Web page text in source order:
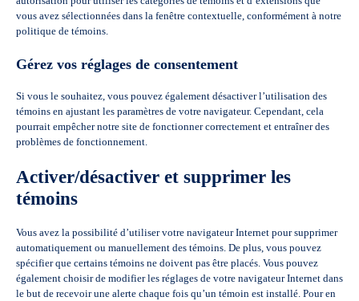
vous avez sélectionnées dans la fenêtre contextuelle, conformément à notre
politique de témoins.
Gérez vos réglages de consentement
Si vous le souhaitez, vous pouvez également désactiver l’utilisation des
témoins en ajustant les paramètres de votre navigateur. Cependant, cela
pourrait empêcher notre site de fonctionner correctement et entraîner des
problèmes de fonctionnement.
Activer/désactiver et supprimer les
témoins
Vous avez la possibilité d’utiliser votre navigateur Internet pour supprimer
automatiquement ou manuellement des témoins. De plus, vous pouvez
spécifier que certains témoins ne doivent pas être placés. Vous pouvez
également choisir de modifier les réglages de votre navigateur Internet dans
le but de recevoir une alerte chaque fois qu’un témoin est installé. Pour en